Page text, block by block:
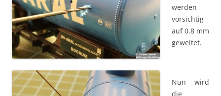
werden
vorsichtig
auf 0.8 mm
geweitet.
Nun wird
die